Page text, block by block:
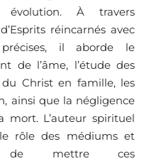
évolution. À travers
réincarnés avec
il aborde le
de l’âme, l’étude des
Christ en famille, les
ainsi que la négligence
L’auteur spirituel
rôle des médiums et
de mettre ces